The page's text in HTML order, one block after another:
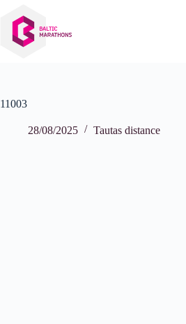
saturu
11003
28/08/2025 Tautas distance